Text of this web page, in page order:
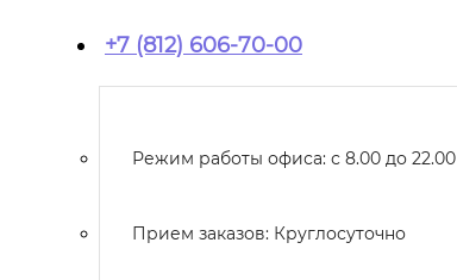
+7 (812) 606-70-00
Режим работы офиса: с 8.00 до 22.00
Прием заказов: Круглосуточно